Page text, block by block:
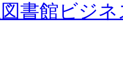
書館ビジ